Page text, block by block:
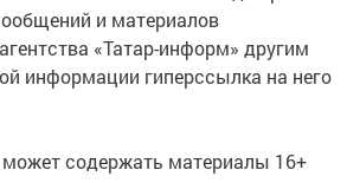
и материалов
«Татар-информ» другим
информации гиперссылка на него
содержать материалы 16+